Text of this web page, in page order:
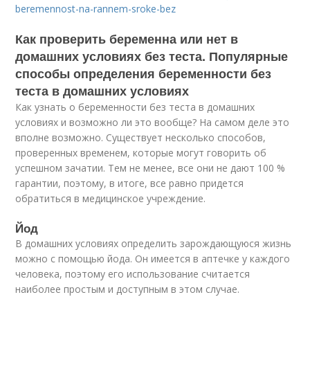
beremennost-na-rannem-sroke-bez
Как проверить беременна или нет в
домашних условиях без теста. Популярные
способы определения беременности без
теста в домашних условиях
Как узнать о беременности без теста в домашних
условиях и возможно ли это вообще? На самом деле это
вполне возможно. Существует несколько способов,
проверенных временем, которые могут говорить об
успешном зачатии. Тем не менее, все они не дают 100 %
гарантии, поэтому, в итоге, все равно придется
обратиться в медицинское учреждение.
Йод
В домашних условиях определить зарождающуюся жизнь
можно с помощью йода. Он имеется в аптечке у каждого
человека, поэтому его использование считается
наиболее простым и доступным в этом случае.